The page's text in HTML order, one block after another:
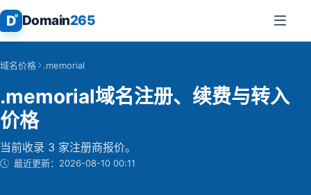
D Domain265
域名价格 .memorial
.memorial域名注册、续费与转入
价格
当前收录 3 家注册商报价。
最近更新： 2026-08-10 00:11